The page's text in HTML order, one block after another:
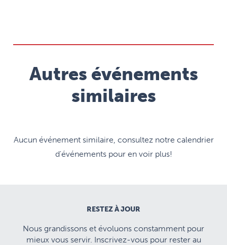
Autres événements
similaires
Aucun événement similaire, consultez notre calendrier
d'événements pour en voir plus!
RESTEZ À JOUR
Nous grandissons et évoluons constamment pour
mieux vous servir. Inscrivez-vous pour rester au